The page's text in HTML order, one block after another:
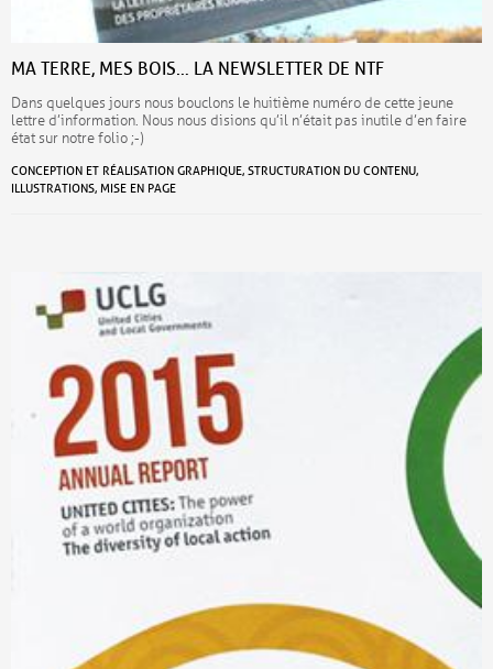
MA TERRE, MES BOIS… LA NEWSLETTER DE NTF
Dans quelques jours nous bouclons le huitième numéro de cette jeune
lettre d’information. Nous nous disions qu’il n’était pas inutile d’en faire
état sur notre folio ;-)
CONCEPTION ET RÉALISATION GRAPHIQUE, STRUCTURATION DU CONTENU,
ILLUSTRATIONS, MISE EN PAGE